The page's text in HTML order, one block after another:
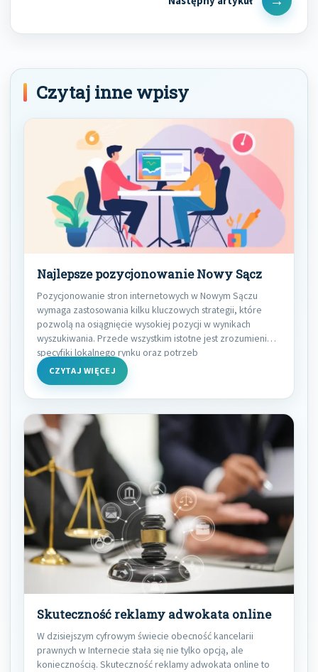
Next
Post
Czytaj inne wpisy
Najlepsze pozycjonowanie Nowy Sącz
Pozycjonowanie stron internetowych w Nowym Sączu
wymaga zastosowania kilku kluczowych strategii, które
pozwolą na osiągnięcie wysokiej pozycji w wynikach
wyszukiwania. Przede wszystkim istotne jest zrozumienie
specyfiki lokalnego rynku oraz potrzeb
CZYTAJ WIĘCEJ
Skuteczność reklamy adwokata online
W dzisiejszym cyfrowym świecie obecność kancelarii
prawnych w Internecie stała się nie tylko opcją, ale
koniecznością. Skuteczność reklamy adwokata online to